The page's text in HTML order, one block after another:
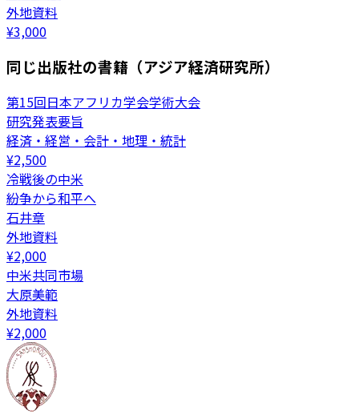
外地資料
¥3,000
同じ出版社の書籍（アジア経済研究所）
第15回日本アフリカ学会学術大会
研究発表要旨
経済・経営・会計・地理・統計
¥2,500
冷戦後の中米
紛争から和平へ
石井章
外地資料
¥2,000
中米共同市場
大原美範
外地資料
¥2,000